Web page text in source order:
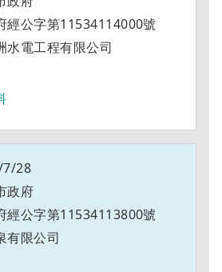
經公字第11534114000號
水電工程有限公司
28
政府
經公字第11534113800號
有限公司